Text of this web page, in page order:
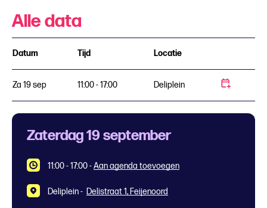
Alle data
Datum Tijd Locatie
Za 19 sep 11:00 - 17:00 Deliplein
Zaterdag 19 september
11:00 - 17:00-Aan agenda toevoegen
Deliplein - Delistraat 1, Feijenoord